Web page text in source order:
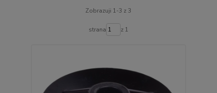
Zobrazuji 1-3 z 3
strana z 1